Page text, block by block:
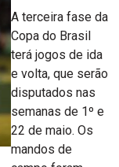
A terceira fase da
Copa do Brasil
terá jogos de ida
e volta, que serão
disputados nas
semanas de 1º e
22 de maio. Os
mandos de